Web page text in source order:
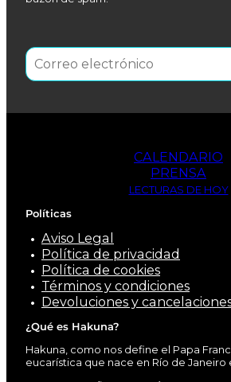
CALENDARIO
PRENSA
LECTURAS DE HOY
Políticas
Aviso Legal
Política de privacidad
Política de cookies
Términos y condiciones
Devoluciones y
¿Qué es Hakuna?
Hakuna, como nos define el Papa
eucarística que nace en Río de Janeiro